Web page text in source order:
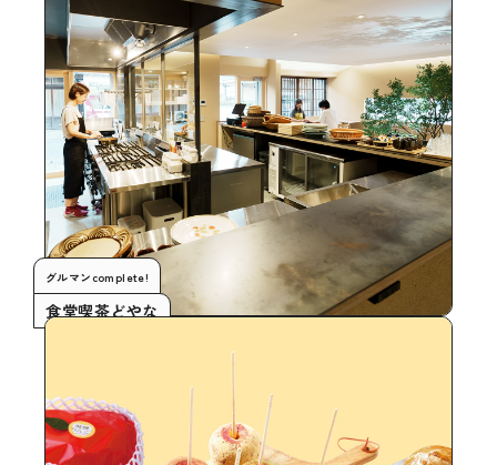
グルマンcomplete!
食堂喫茶どやな